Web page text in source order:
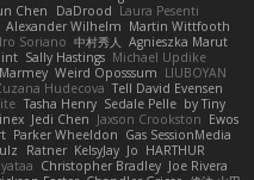
Chen DaDrood Laura Pesenti
Alexander Wilhelm Martin Wittfooth
Soriano 中村秀人
Agnieszka Marut
Sally Hastings Michael Updike
Weird Oposssum LIUBOYAN
Hudecova Tell David Evensen
Tasha Henry Sedale Pelle by Tiny
inex Jedi Chen Jaxson Crookston Ewos
Parker Wheeldon Gas SessionMedia
Ratner KelsyJay Jo HARTHUR
yataa Christopher Bradley Joe Rivera